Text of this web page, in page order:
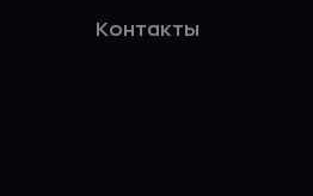
Контакты